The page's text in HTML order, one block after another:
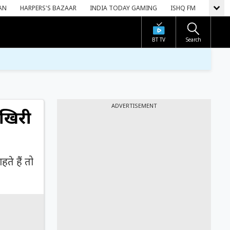
HARPERS'S BAZAAR INDIA TODAY GAMING ISHQ FM
BT TV Search
हैं तो
ADVERTISEMENT